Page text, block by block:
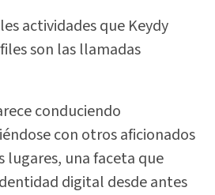
actividades que Keydy
son las llamadas
conduciendo
con otros aficionados
lugares, una faceta que
digital desde antes